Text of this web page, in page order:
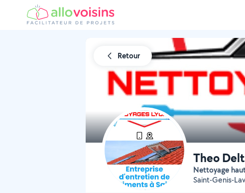
Retour
Theo
Nettoyage
Saint-Genis-